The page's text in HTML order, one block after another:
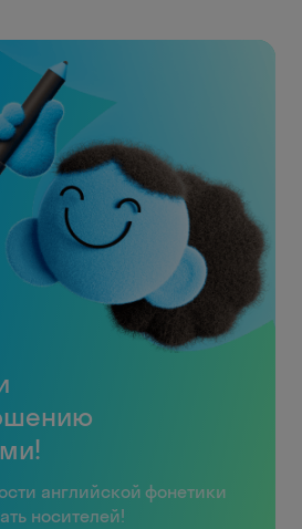
английской фонетики
носителей!